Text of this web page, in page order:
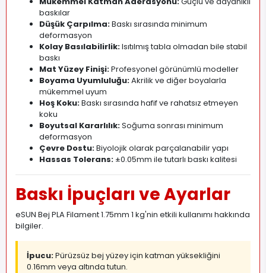
baskılar
Düşük Çarpılma:Baskı sırasında minimum
deformasyon
Kolay Basılabilirlik:Isıtılmış tabla olmadan bile stabil
baskı
Mat Yüzey Finişi:Profesyonel görünümlü modeller
Boyama Uyumluluğu:Akrilik ve diğer boyalarla
mükemmel uyum
Hoş Koku:Baskı sırasında hafif ve rahatsız etmeyen
koku
Boyutsal Kararlılık:Soğuma sonrası minimum
deformasyon
Çevre Dostu:Biyolojik olarak parçalanabilir yapı
Hassas Tolerans: ±0.05mm ile tutarlı baskı kalitesi
Baskı İpuçları ve Ayarlar
eSUN Bej PLA Filament 1.75mm 1 kg'nin etkili kullanımı hakkında
bilgiler.
İpucu:Pürüzsüz bej yüzey için katman yüksekliğini
0.16mm veya altında tutun.